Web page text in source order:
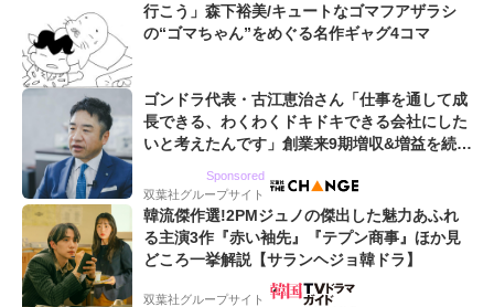
行こう」森下裕美/キュートなゴマフアザラシ
の“ゴマちゃん”をめぐる名作ギャグ4コマ
ゴンドラ代表・古江恵治さん「仕事を通して成
長できる、わくわくドキドキできる会社にした
いと考えたんです」創業来9期増収&増益を続け
Sponsored
双葉社グループサイト
韓流傑作選!2PMジュノの傑出した魅力あふれ
る主演3作『赤い袖先』『テプン商事』ほか見
どころ一挙解説【サランヘジョ韓ドラ】
双葉社グループサイト